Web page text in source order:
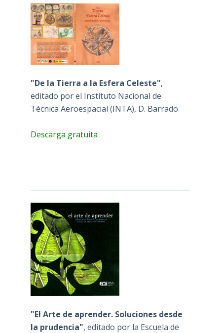
"De la Tierra a la Esfera Celeste",
editado por el Instituto Nacional de
Técnica Aeroespacial (INTA), D. Barrado
Descarga gratuita
"El Arte de aprender. Soluciones desde
la prudencia", editado por la Escuela de